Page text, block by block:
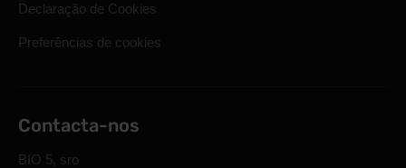
Declaração de Cookies
Preferências de cookies
Contacta-nos
BIO 5, sro